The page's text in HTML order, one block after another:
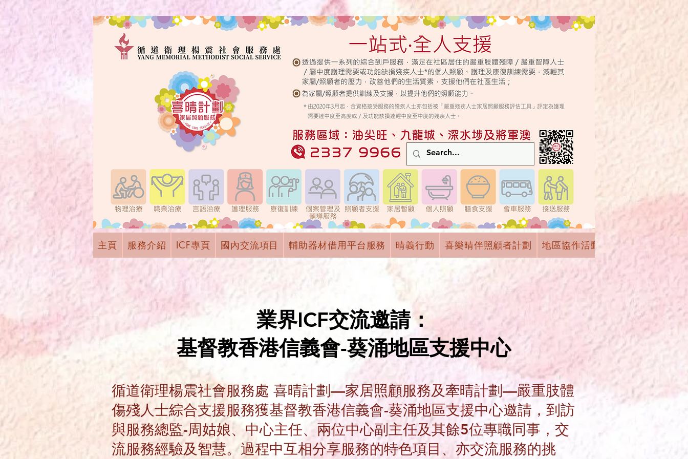
主頁 服務介紹 ICF專頁 國內交流項目 輔助器材借用平台服務 晴義行動 喜樂晴伴照顧者計劃 地區協作活動 機構活動
業界ICF交流邀請：
基督教香港信義會-葵涌地區支援中心
循道衛理楊震社會服務處 喜晴計劃—家居照顧服務及牽晴計劃—嚴重肢體
傷殘人士綜合支援服務獲基督教香港信義會-葵涌地區支援中心邀請，到訪
與服務總監-周姑娘、中心主任、兩位中心副主任及其餘5位專職同事，交
流服務經驗及智慧。過程中互相分享服務的特色項目、亦交流服務的挑